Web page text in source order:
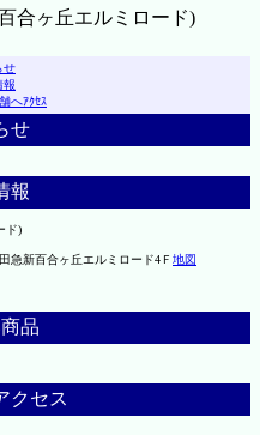
合ヶ丘エルミロード)
せ
報
へｱｸｾｽ
せ
報
ド)
新百合ヶ丘エルミロード4Ｆ 地図
品
クセス